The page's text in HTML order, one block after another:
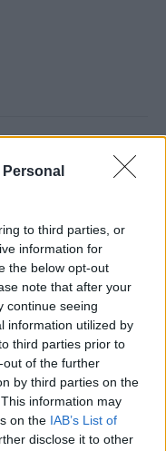
to third parties, or
information for
the below opt-out
note that after your
continue seeing
information utilized by
third parties prior to
of the further
by third parties on the
information may
on the IAB’s List of
disclose it to other
κοινωνία
με 15χρονο